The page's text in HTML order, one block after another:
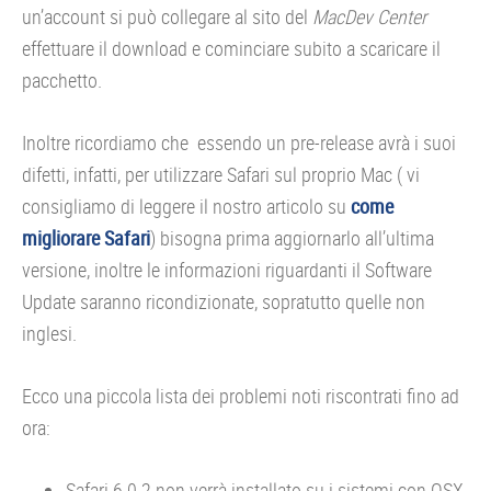
un’account si può collegare al sito del MacDev Center
effettuare il download e cominciare subito a scaricare il
pacchetto.
Inoltre ricordiamo che essendo un pre-release avrà i suoi
difetti, infatti, per utilizzare Safari sul proprio Mac ( vi
consigliamo di leggere il nostro articolo su come
migliorare Safari) bisogna prima aggiornarlo all’ultima
versione, inoltre le informazioni riguardanti il Software
Update saranno ricondizionate, sopratutto quelle non
inglesi.
Ecco una piccola lista dei problemi noti riscontrati fino ad
ora: